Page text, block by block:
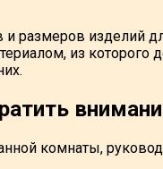
размеров изделий
из которого
комнаты,